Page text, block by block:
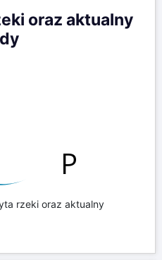
oraz aktualny
rzeki oraz aktualny